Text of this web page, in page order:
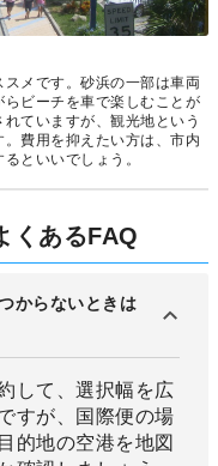
メです。砂浜の一部は車両
ビーチを車で楽しむことが
ていますが、観光地という
費用を抑えたい方は、市内
といいでしょう。
くあるFAQ
からないときは
して、選択幅を広
すが、国際便の場
的地の空港を地図